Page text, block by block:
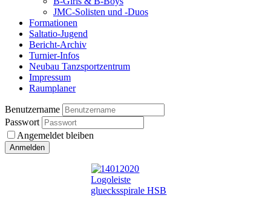
JMC-Solisten und -Duos
Formationen
Saltatio-Jugend
Bericht-Archiv
Turnier-Infos
Neubau Tanzsportzentrum
Impressum
Raumplaner
Benutzername
Passwort
Angemeldet bleiben